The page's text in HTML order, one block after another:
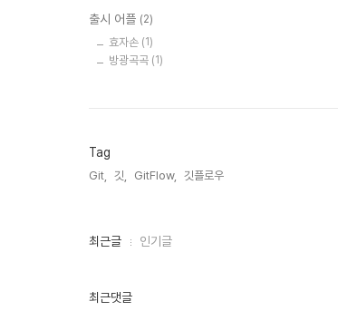
출시 어플 (2)
효자손 (1)
방광곡곡 (1)
Tag
Git, 깃, GitFlow, 깃플로우,
최
인
최근글 인기글
최근댓글